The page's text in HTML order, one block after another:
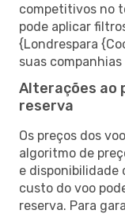
competitivos no
pode aplicar
{Londrespara
suas
Alterações ao
reserva
Os preços dos
algoritmo de
e disponibilidade
custo do voo
reserva. Para